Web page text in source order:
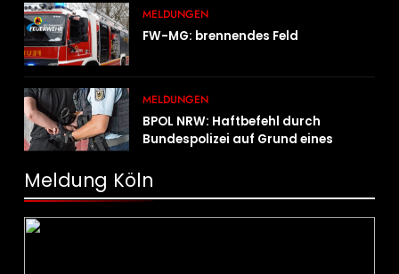
MELDUNGEN
FW-MG: brennendes Feld
MELDUNGEN
BPOL NRW: Haftbefehl durch
Bundespolizei auf Grund eines
Meldung Köln